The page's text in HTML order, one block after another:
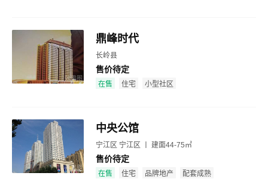
效果图
鼎峰时代
长岭县
售价待定
在售 住宅 小型社区
效果图
中央公馆
宁江区 宁江区 丨 建面44-75㎡
售价待定
在售 住宅 品牌地产 配套成熟